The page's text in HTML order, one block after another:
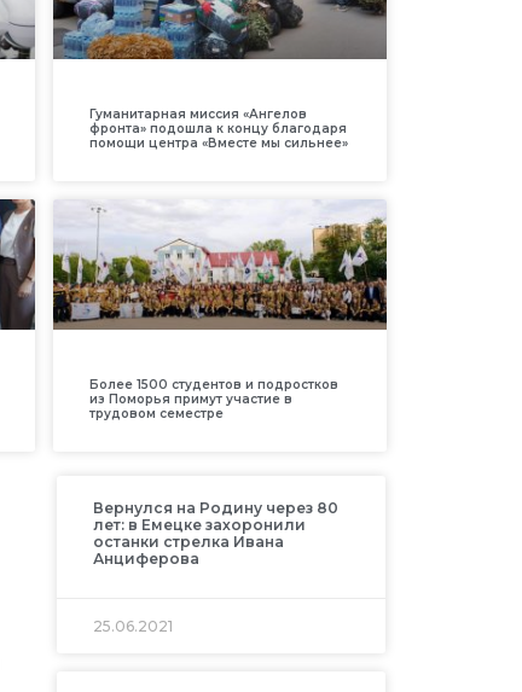
Гуманитарная миссия «Ангелов
фронта» подошла к концу благодаря
помощи центра «Вместе мы сильнее»
Более 1500 студентов и подростков
из Поморья примут участие в
трудовом семестре
Вернулся на Родину через 80
лет: в Емецке захоронили
останки стрелка Ивана
Анциферова
25.06.2021